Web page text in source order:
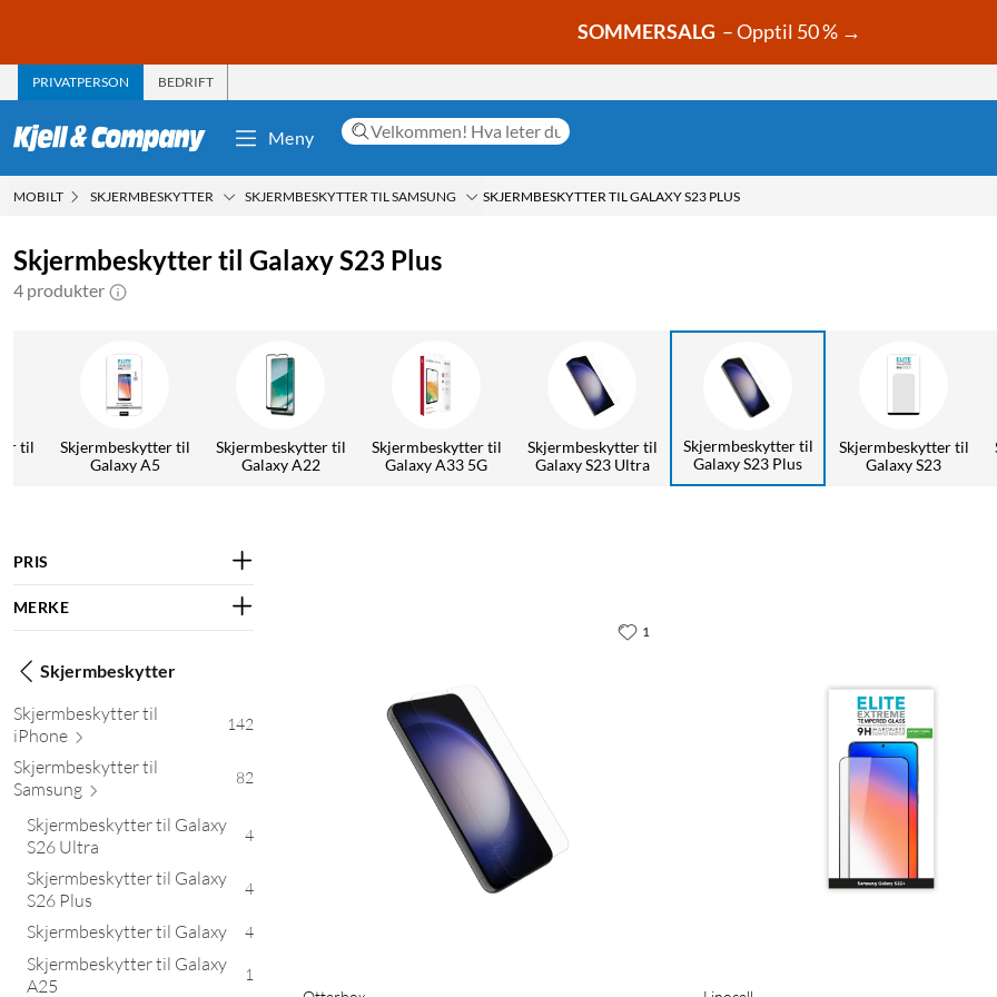
SOMMERSALG – Opptil 50 % →
PRIVATPERSON BEDRIFT
Meny
MOBILT SKJERMBESKYTTER SKJERMBESKYTTER TIL SAMSUNG SKJERMBESKYTTER TIL GALAXY S23 PLUS
Skjermbeskytter til Galaxy S23 Plus
4 produkter
til
Skjermbeskytter til
Galaxy A5
Skjermbeskytter til
Galaxy A22
Skjermbeskytter til
Galaxy A33 5G
Skjermbeskytter til
Galaxy S23 Ultra
Skjermbeskytter til
Galaxy S23 Plus
Skjermbeskytter til
Galaxy S23
PRIS
MERKE
Skjermbeskytter
Skjermbeskytter til
iPhone 142
Skjermbeskytter til
Samsung 82
Skjermbeskytter til Galaxy
S26 Ultra
4
Skjermbeskytter til Galaxy
S26 Plus
4
Skjermbeskytter til Galaxy 4
Skjermbeskytter til Galaxy
A25
1
1